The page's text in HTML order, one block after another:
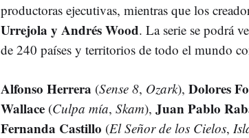
productoras ejecutivas, mientras que los
Urrejola y Andrés Wood. La serie se podrá
de 240 países y territorios de todo el mundo
Alfonso Herrera (Sense 8, Ozark), Dolores
Wallace (Culpa mía, Skam), Juan Pablo
Fernanda Castillo (El Señor de los Cielos,